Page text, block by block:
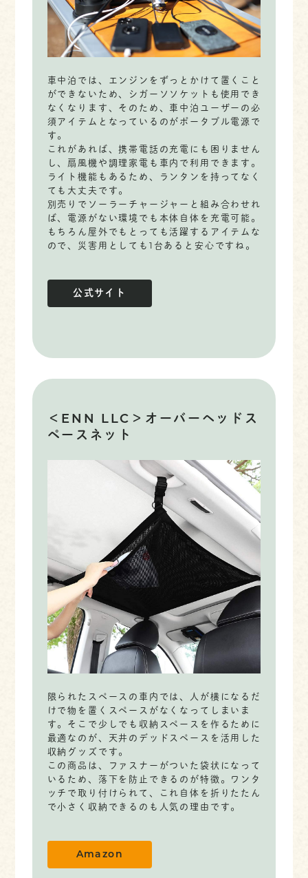
車中泊では、エンジンをずっとかけて置くこと
ができないため、シガーソソケットも使用でき
なくなります、そのため、車中泊ユーザーの必
須アイテムとなっているのがポータブル電源で
す。
これがあれば、携帯電話の充電にも困りません
し、扇風機や調理家電も車内で利用できます。
ライト機能もあるため、ランタンを持ってなく
ても大丈夫です。
別売りでソーラーチャージャーと組み合わせれ
ば、電源がない環境でも本体自体を充電可能。
もちろん屋外でもとっても活躍するアイテムな
ので、災害用としても1台あると安心ですね。
公式サイト
＜ENN LLC＞オーバーヘッドス
ペースネット
限られたスペースの車内では、人が横になるだ
けで物を置くスペースがなくなってしまいま
す。そこで少しでも収納スペースを作るために
最適なのが、天井のデッドスペースを活用した
収納グッズです。
この商品は、ファスナーがついた袋状になって
いるため、落下を防止できるのが特徴。ワンタ
ッチで取り付けられて、これ自体を折りたたん
で小さく収納できるのも人気の理由です。
Amazon